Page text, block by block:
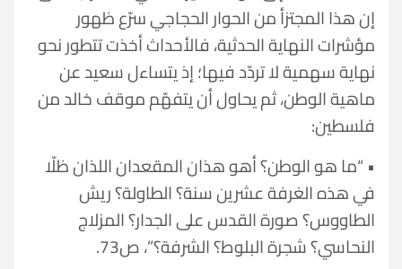
إن هذا المجتزأ من الحوار الحجاجي سرّع ظهور
مؤشرات النهاية الحدثية، فالأحداث أخذت تتطور نحو
نهاية سهمية لا تردّد فيها؛ إذ يتساءل سعيد عن
ماهية الوطن، ثم يحاول أن يتفهّم موقف خالد من
فلسطين:
• “ما هو الوطن؟ أهو هذان المقعدان اللذان ظلّا
في هذه الغرفة عشرين سنة؟ الطاولة؟ ريش
الطاووس؟ صورة القدس على الجدار؟ المزلاج
النحاسي؟ شجرة البلوط؟ الشرفة؟”، ص73.